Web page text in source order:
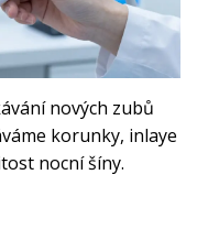
nových zubů
korunky, inlaye
nocní šíny.